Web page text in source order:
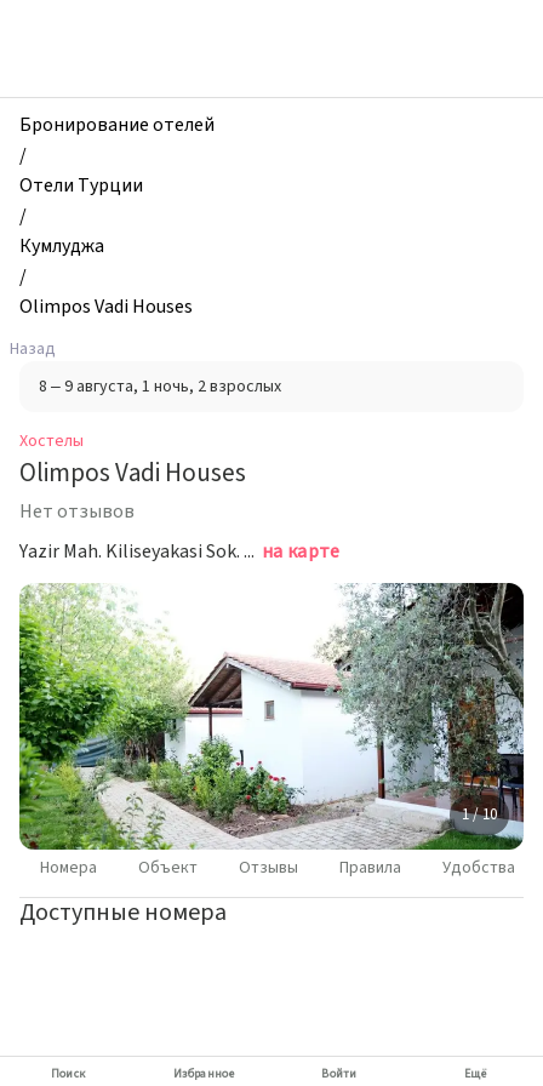
Olimpos
Vadi
Houses,
Кумлуджа,
Турция
Бронирование отелей
/
Отели Турции
/
Кумлуджа
/
Olimpos Vadi Houses
Назад
8 – 9 августа, 1 ночь, 2 взрослых
Хостелы
Olimpos Vadi Houses
Нет отзывов
Yazir Mah. Kiliseyakasi Sok. Olimpos Vadi Otel No:107 Kumluca/ Antalya, Кумлуджа на карте
1 / 10
Номера Объект Отзывы Правила Удобства
Доступные номера
Поиск Избранное Войти Ещё